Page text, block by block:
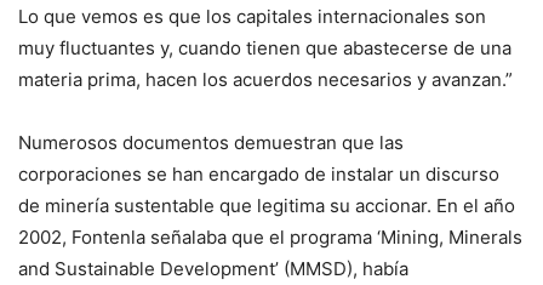
Lo que vemos es que los capitales internacionales son
muy fluctuantes y, cuando tienen que abastecerse de una
materia prima, hacen los acuerdos necesarios y avanzan.”
Numerosos documentos demuestran que las
corporaciones se han encargado de instalar un discurso
de minería sustentable que legitima su accionar. En el año
2002, Fontenla señalaba que el programa ‘Mining, Minerals
and Sustainable Development’ (MMSD), había